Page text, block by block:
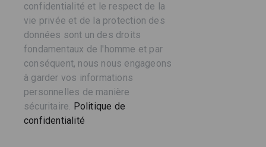
confidentialité et le respect de la
vie privée et de la protection des
données sont un des droits
fondamentaux de l'homme et par
conséquent, nous nous engageons
à garder vos informations
personnelles de manière
sécuritaire. Politique de
confidentialité